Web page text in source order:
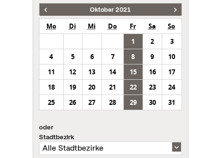
Oktober 2021
Mo Di Mi Do Fr Sa
So
1
2
3
4
5 6 7 8 9
10
11
12 13 14 15 16
17
18
19 20 21 22 23
24
25
26 27 28 29 30 31
oder
Stadtbezirk